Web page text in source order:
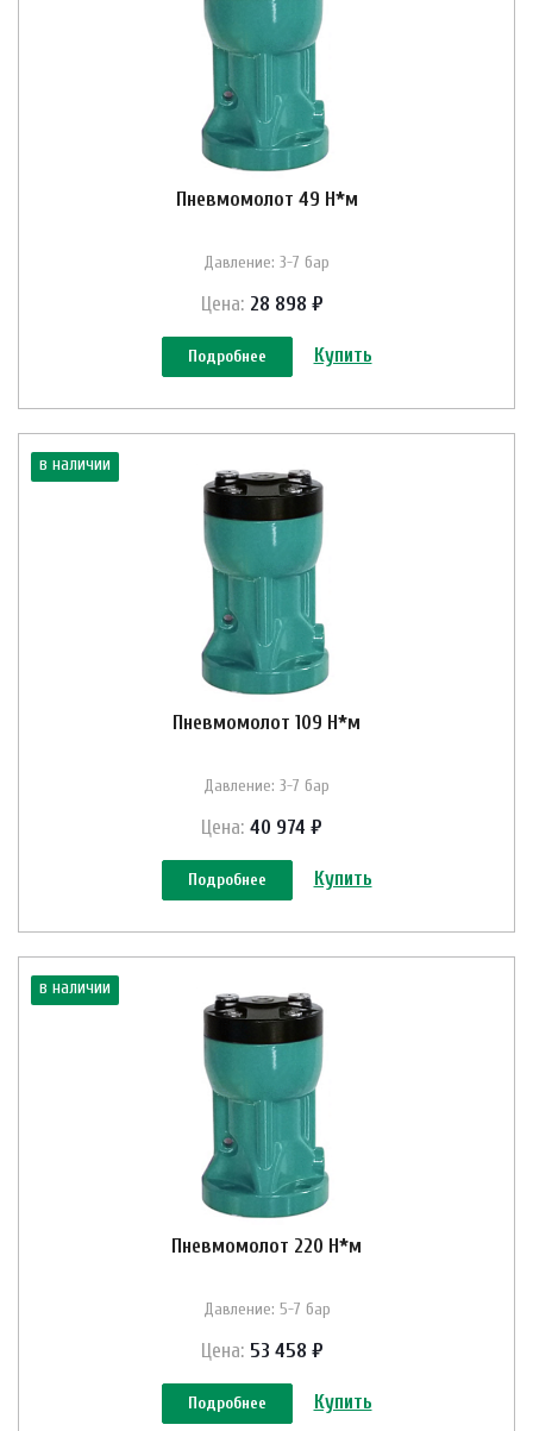
Пневмомолот 49 Н*м
Давление: 3-7 бар
Цена: 28 898 ₽
Подробнее Купить
в наличии
Пневмомолот 109 Н*м
Давление: 3-7 бар
Цена: 40 974 ₽
Подробнее Купить
в наличии
Пневмомолот 220 Н*м
Давление: 5-7 бар
Цена: 53 458 ₽
Подробнее Купить